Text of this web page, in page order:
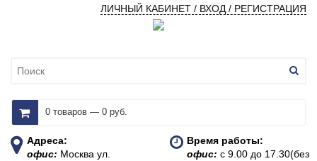
ЛИЧНЫЙ КАБИНЕТ / ВХОД / РЕГИСТРАЦИЯ
0 товаров — 0 руб.
Адреса:
офис: Москва ул.
Время работы:
офис:с 9.00 до 17.30(без